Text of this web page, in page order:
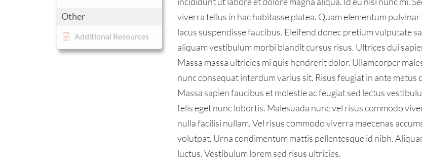
Other
Additional Resources
viverra tellus in hac habitasse platea. Quam elementum
lacus suspendisse faucibus. Eleifend donec pretium vulputate
aliquam vestibulum morbi blandit cursus risus. Ultrices dui
Massa massa ultricies mi quis hendrerit dolor. Ullamcorper
nunc consequat interdum varius sit. Risus feugiat in ante metus
Massa sapien faucibus et molestie ac feugiat sed lectus
felis eget nunc lobortis. Malesuada nunc vel risus commodo
nulla facilisi nullam. Vel risus commodo viverra maecenas
volutpat. Urna condimentum mattis pellentesque id nibh.
luctus. Vestibulum lorem sed risus ultricies.